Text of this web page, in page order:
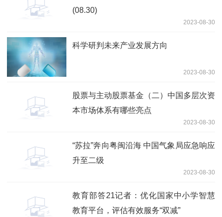
(08.30)
2023-08-30
科学研判未来产业发展方向
2023-08-30
股票与主动股票基金（二）中国多层次资
本市场体系有哪些亮点
2023-08-30
“苏拉”奔向粤闽沿海 中国气象局应急响应
升至二级
2023-08-30
教育部答21记者：优化国家中小学智慧
教育平台，评估有效服务“双减”